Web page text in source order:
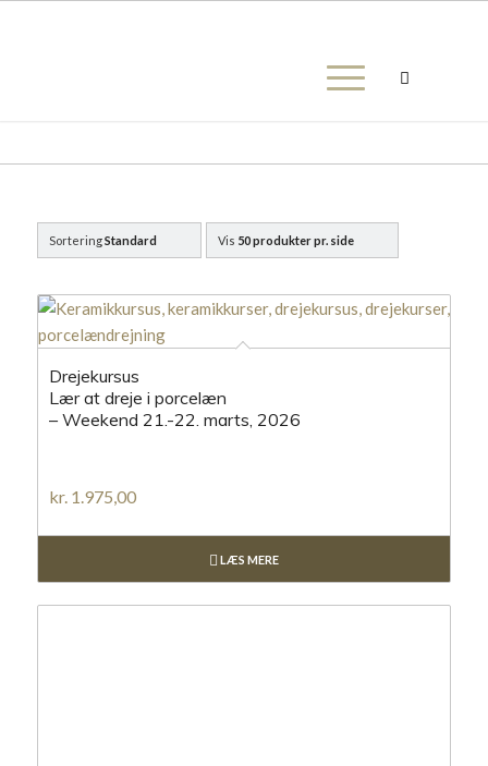
SorteringStandard Vis 50 produkter pr. side
Drejekursus
Lær at dreje i porcelæn
– Weekend 21.-22. marts, 2026
kr.1.975,00
LÆS MERE